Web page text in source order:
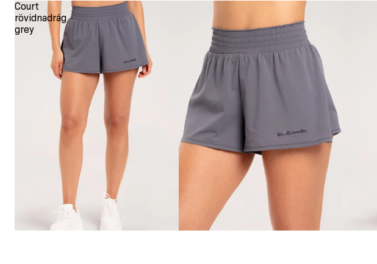
Court
rövidnadrág
grey